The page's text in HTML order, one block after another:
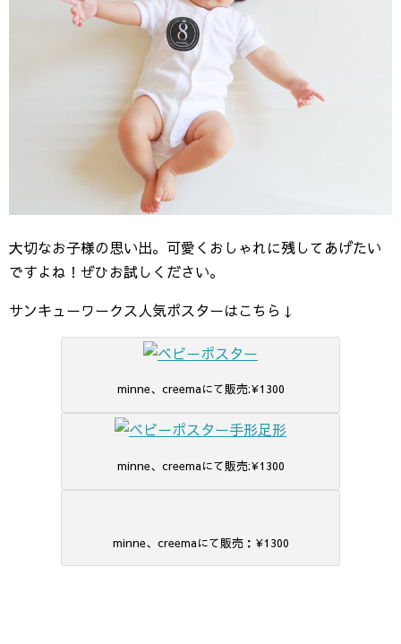
大切なお子様の思い出。可愛くおしゃれに残してあげたい
ですよね！ぜひお試しください。
サンキューワークス人気ポスターはこちら↓
minne、creemaにて販売:¥1300
minne、creemaにて販売:¥1300
minne、creemaにて販売：¥1300